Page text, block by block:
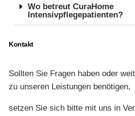
Wo betreut CuraHome
Intensivpflegepatienten?
Kontakt
Sollten Sie Fragen haben oder
zu unseren Leistungen benötigen,
setzen Sie sich bitte mit uns in